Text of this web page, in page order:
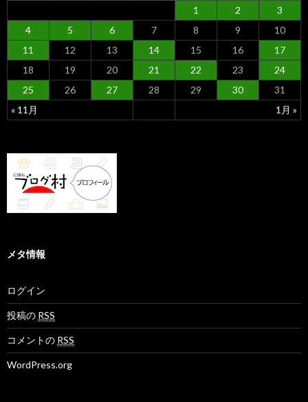
« 11月 1月 »
1 2
3
4
5 6 7 8 9
10
11
12 13 14 15 16
17
18
19 20 21 22 23
24
25
26 27 28 29 30 31
メタ情報
ログイン
投稿の RSS
コメントの RSS
WordPress.org